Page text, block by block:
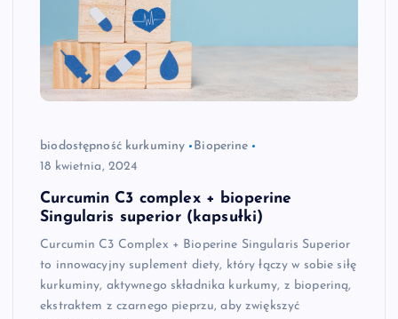
biodostępność kurkuminy
Bioperine
18 kwietnia, 2024
Curcumin C3 complex + bioperine
Singularis superior (kapsułki)
Curcumin C3 Complex + Bioperine Singularis Superior
to innowacyjny suplement diety, który łączy w sobie siłę
kurkuminy, aktywnego składnika kurkumy, z bioperiną,
ekstraktem z czarnego pieprzu, aby zwiększyć